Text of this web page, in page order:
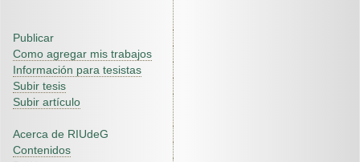
Publicar
Como agregar mis trabajos
Información para tesistas
Subir tesis
Subir artículo
Acerca de RIUdeG
Contenidos